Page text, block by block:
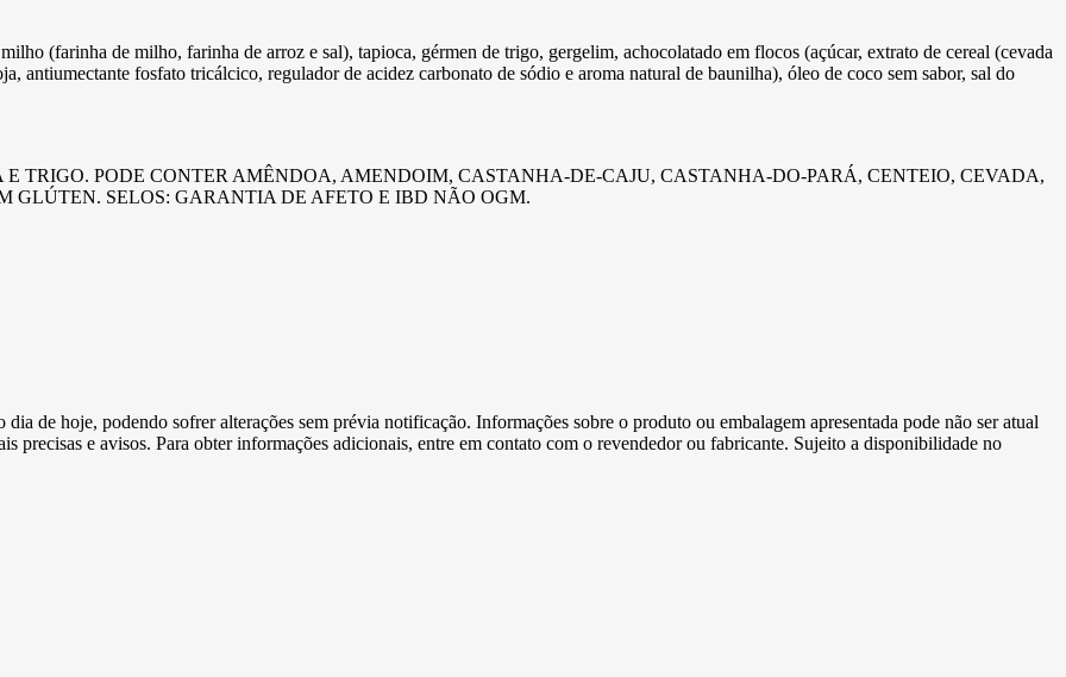
(farinha de milho, farinha de arroz e sal), tapioca, gérmen de trigo, gergelim, achocolatado em flocos (açúcar, extrato de cereal (cevada
antiumectante fosfato tricálcico, regulador de acidez carbonato de sódio e aroma natural de baunilha), óleo de coco sem sabor, sal do
TRIGO. PODE CONTER AMÊNDOA, AMENDOIM, CASTANHA-DE-CAJU, CASTANHA-DO-PARÁ, CENTEIO, CEVADA,
SELOS: GARANTIA DE AFETO E IBD NÃO OGM.
de hoje, podendo sofrer alterações sem prévia notificação. Informações sobre o produto ou embalagem apresentada pode não ser atual
precisas e avisos. Para obter informações adicionais, entre em contato com o revendedor ou fabricante. Sujeito a disponibilidade no